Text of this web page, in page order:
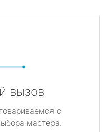
вызов
с
мастера.